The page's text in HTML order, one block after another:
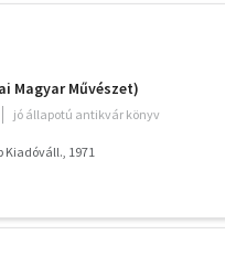
Magyar Művészet)
jó állapotú antikvár könyv
Kiadóváll., 1971